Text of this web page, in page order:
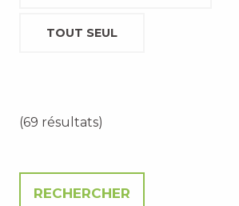
TOUT SEUL
(69 résultats)